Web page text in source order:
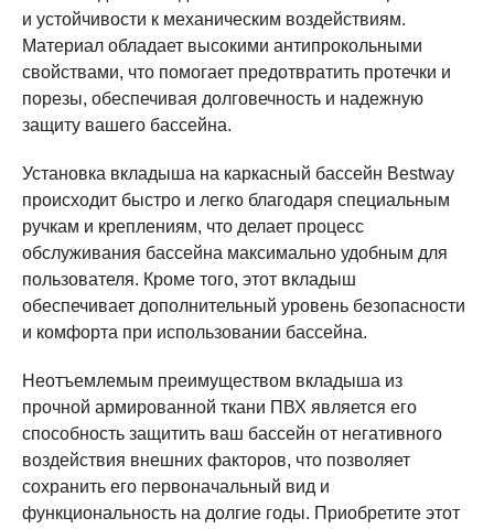
и устойчивости к механическим воздействиям.
Материал обладает высокими антипрокольными
свойствами, что помогает предотвратить протечки и
порезы, обеспечивая долговечность и надежную
защиту вашего бассейна.
Установка вкладыша на каркасный бассейн Bestway
происходит быстро и легко благодаря специальным
ручкам и креплениям, что делает процесс
обслуживания бассейна максимально удобным для
пользователя. Кроме того, этот вкладыш
обеспечивает дополнительный уровень безопасности
и комфорта при использовании бассейна.
Неотъемлемым преимуществом вкладыша из
прочной армированной ткани ПВХ является его
способность защитить ваш бассейн от негативного
воздействия внешних факторов, что позволяет
сохранить его первоначальный вид и
функциональность на долгие годы. Приобретите этот